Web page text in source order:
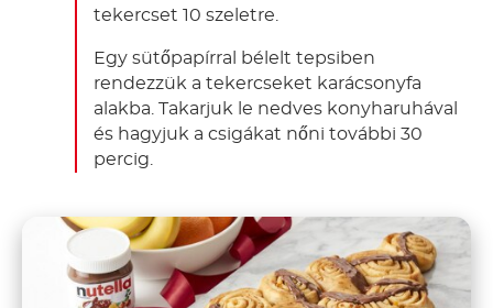
tekercset 10 szeletre.
Egy sütőpapírral bélelt tepsiben
rendezzük a tekercseket karácsonyfa
alakba. Takarjuk le nedves konyharuhával
és hagyjuk a csigákat nőni további 30
percig.